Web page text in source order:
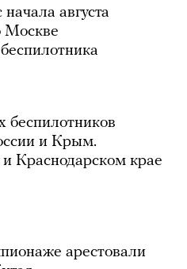
августа
Москве
беспилотников
и Крым.
Краснодарском крае
арестовали